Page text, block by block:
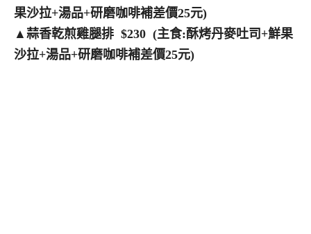
果沙拉+湯品+研磨咖啡補差價25元)
▲蒜香乾煎雞腿排 $230 (主食:酥烤丹麥吐司+鮮果
沙拉+湯品+研磨咖啡補差價25元)